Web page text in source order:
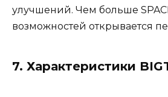
улучшений. Чем больше
возможностей открывается
7. Характеристики